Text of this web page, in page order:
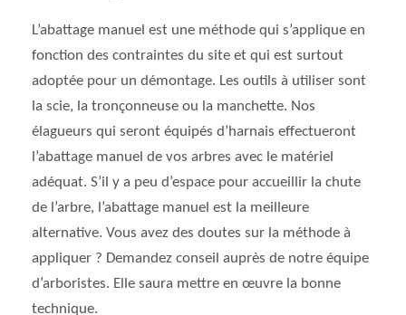
L’abattage manuel est une méthode qui s’applique en
fonction des contraintes du site et qui est surtout
adoptée pour un démontage. Les outils à utiliser sont
la scie, la tronçonneuse ou la manchette. Nos
élagueurs qui seront équipés d’harnais effectueront
l’abattage manuel de vos arbres avec le matériel
adéquat. S’il y a peu d’espace pour accueillir la chute
de l’arbre, l’abattage manuel est la meilleure
alternative. Vous avez des doutes sur la méthode à
appliquer ? Demandez conseil auprès de notre équipe
d’arboristes. Elle saura mettre en œuvre la bonne
technique.